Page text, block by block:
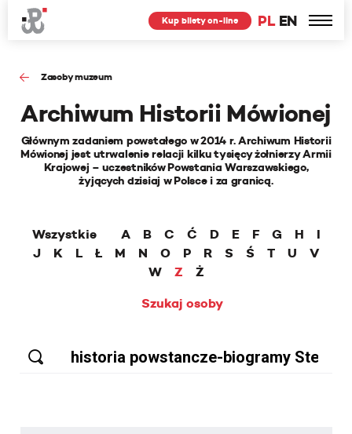
PL EN
Kup bilety on-line
Zasoby muzeum
Archiwum Historii Mówionej
Głównym zadaniem powstałego w 2014 r. Archiwum Historii
Mówionej jest utrwalenie relacji kilku tysięcy żołnierzy Armii
Krajowej – uczestników Powstania Warszawskiego,
żyjących dzisiaj w Polsce i za granicą.
Wszystkie A B C Ć D E F G H
I
J
K L Ł M N O P R S Ś T U
V
W
Z
Ż
Szukaj osoby